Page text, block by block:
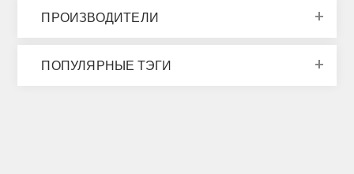
ПРОИЗВОДИТЕЛИ
ПОПУЛЯРНЫЕ ТЭГИ